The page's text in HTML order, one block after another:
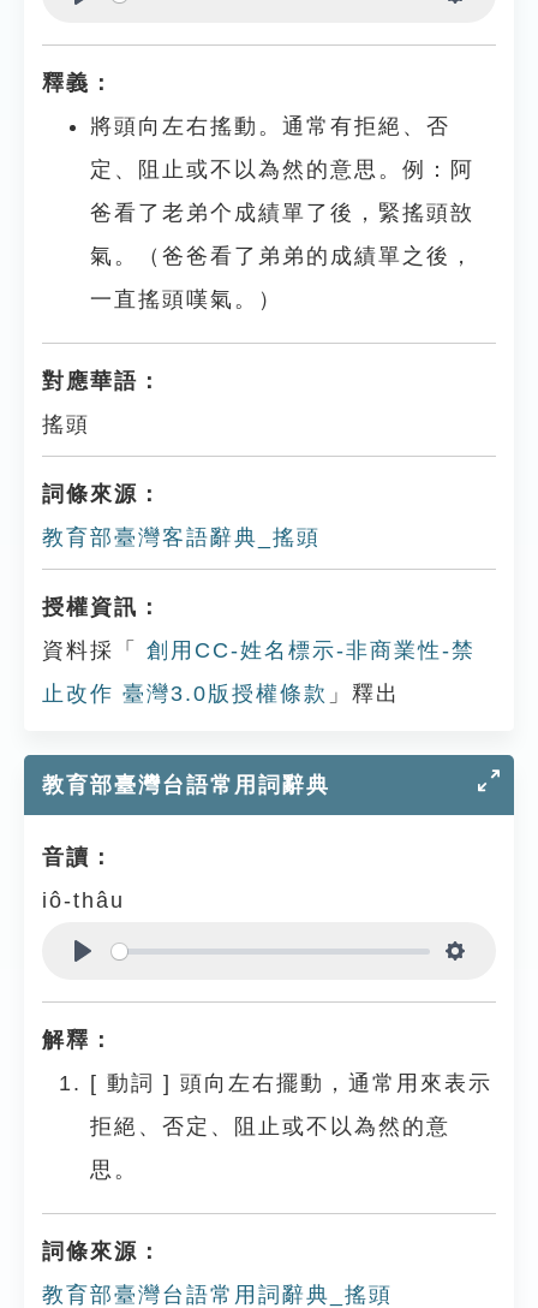
釋義：
將頭向左右搖動。通常有拒絕、否
定、阻止或不以為然的意思。例：阿
爸看了老弟个成績單了後，緊搖頭敨
氣。（爸爸看了弟弟的成績單之後，
一直搖頭嘆氣。）
對應華語：
搖頭
詞條來源：
教育部臺灣客語辭典_搖頭
授權資訊：
資料採「
創用CC-姓名標示-非商業性-禁
止改作 臺灣3.0版授權條款 」釋出
教育部臺灣台語常用詞辭典
音讀：
iô-thâu
解釋：
[ 動詞 ] 頭向左右擺動，通常用來表示
拒絕、否定、阻止或不以為然的意
思。
詞條來源：
教育部臺灣台語常用詞辭典_搖頭